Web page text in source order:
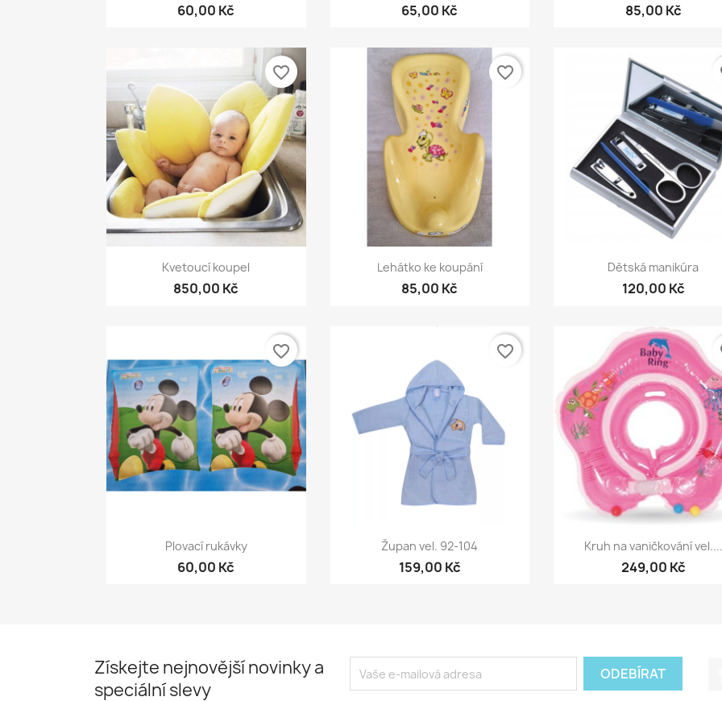
60,00 Kč 65,00 Kč 85,00 Kč
Rychlý náhled
Kvetoucí koupel
850,00 Kč
favorite_border
Rychlý náhled
Lehátko ke koupání
85,00 Kč
favorite_border
Rychlý náhled
Dětská manikúra
120,00 Kč
Rychlý náhled
Plovací rukávky
60,00 Kč
favorite_border
Rychlý náhled
Župan vel. 92-104
159,00 Kč
favorite_border
Rychlý náhled
Kruh na vaničkování vel....
249,00 Kč
Získejte nejnovější novinky a
speciální slevy